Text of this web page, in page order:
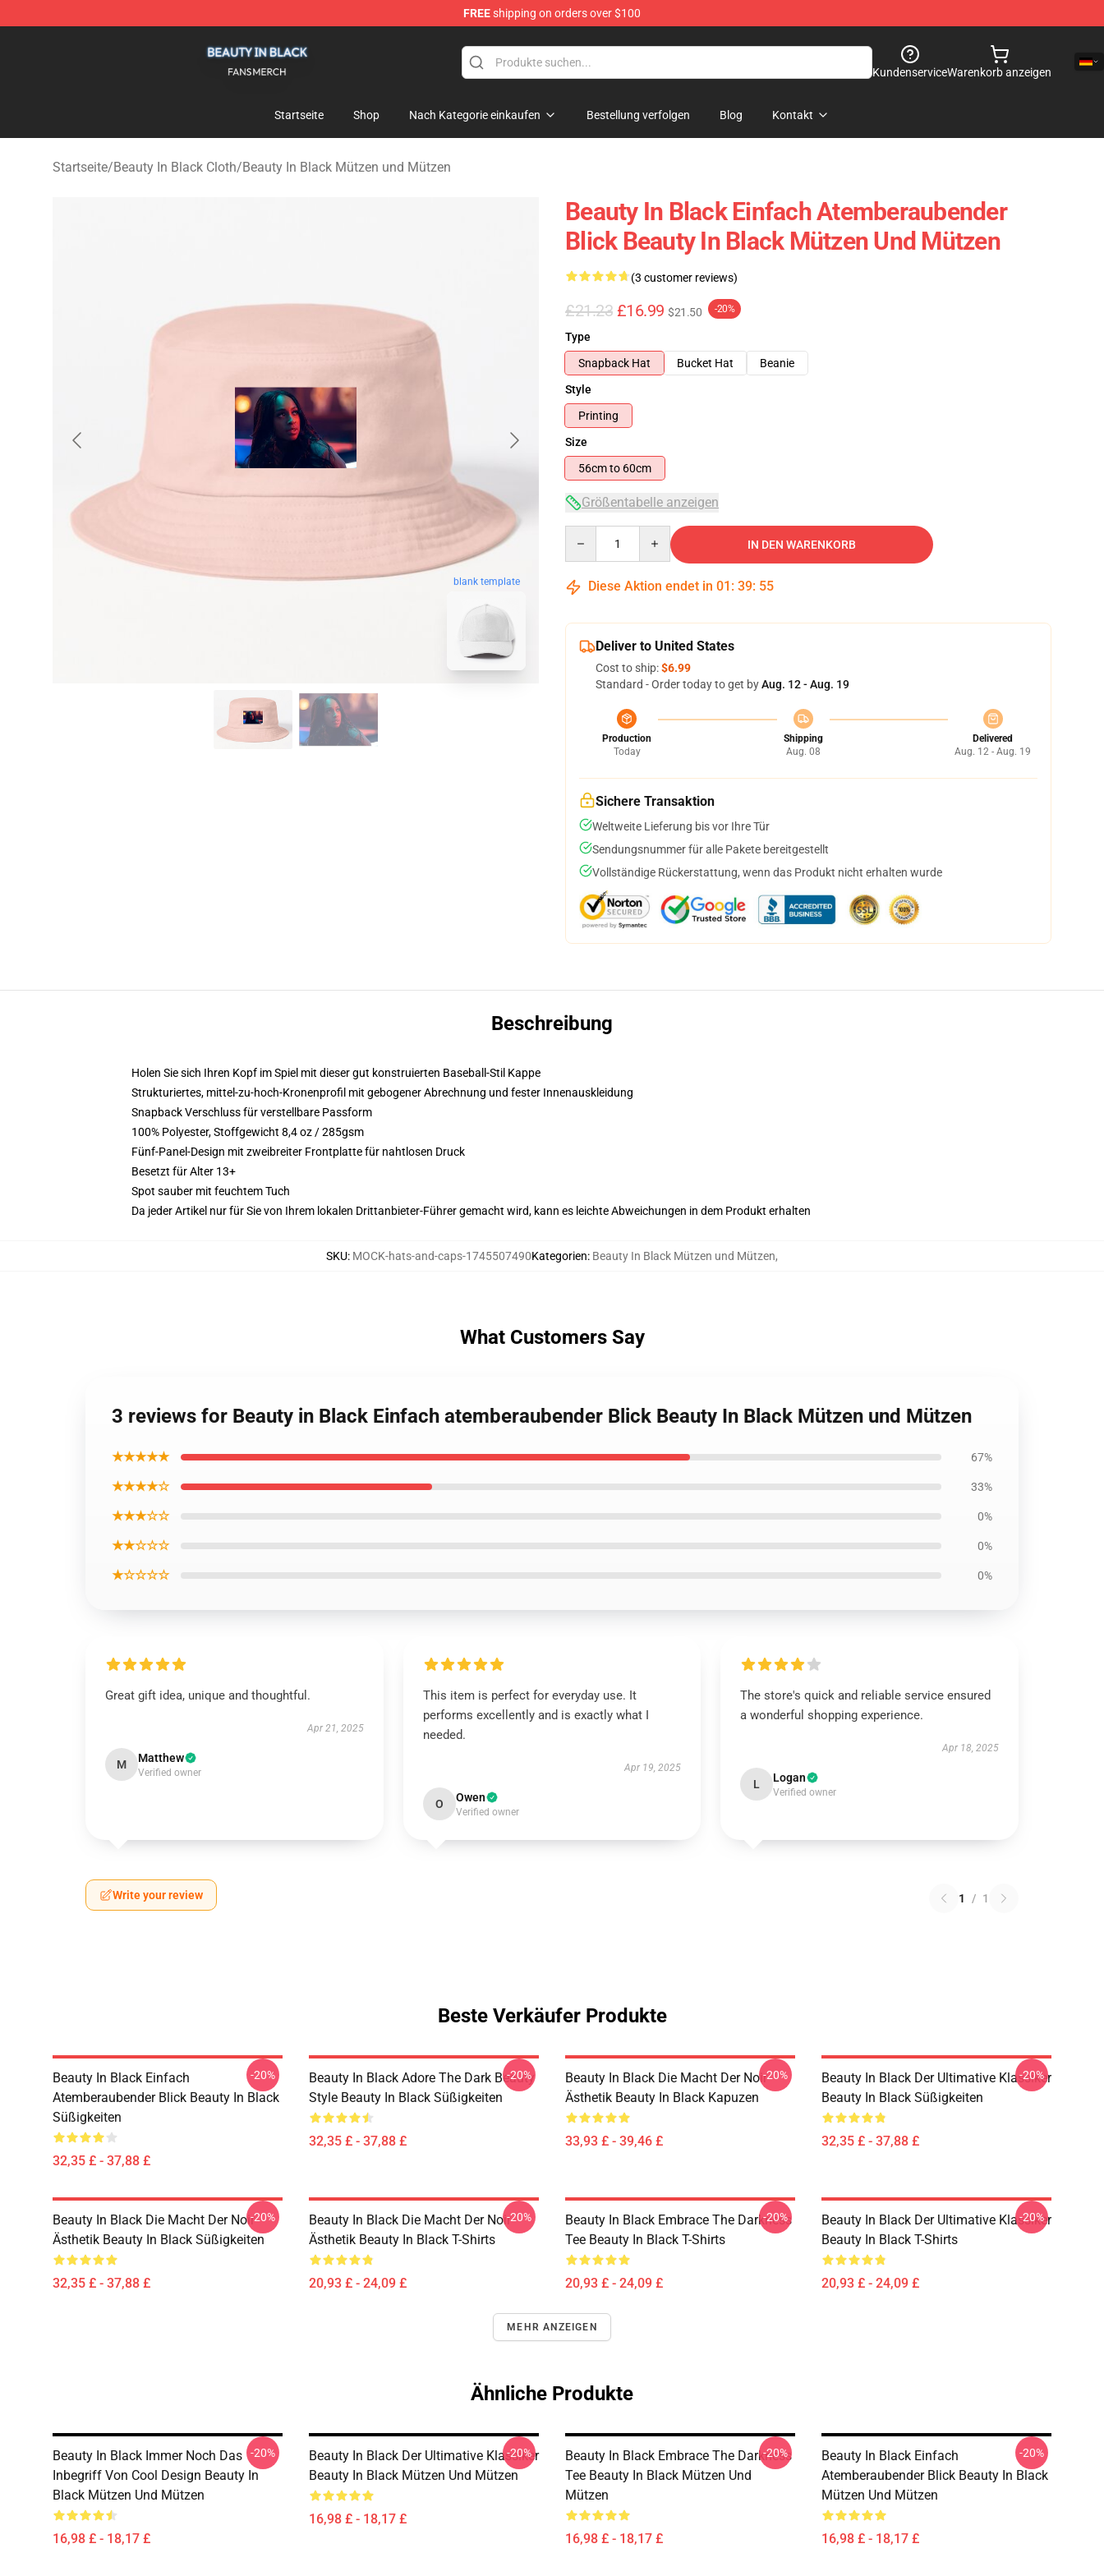
FREEshipping on orders over $100
KundenserviceWarenkorb anzeigen
Startseite Shop Nach Kategorie einkaufen Bestellung verfolgen Blog Kontakt
Startseite/Beauty In Black Cloth/Beauty In Black Mützen und Mützen
blank template
Beauty In Black Einfach Atemberaubender
Blick Beauty In Black Mützen Und Mützen
(3 customer reviews)
£21.23 £16.99 $21.50 -20%
Type
Snapback Hat
Bucket Hat
Beanie
Style
Printing
Size
56cm to 60cm
Größentabelle anzeigen
IN DEN WARENKORB
Diese Aktion endet in 01 : 39: 54
Deliver to United States
Cost to ship:$6.99
Standard - Order today to get byAug. 12 - Aug. 19
Production
Today
Shipping
Aug. 08
Delivered
Aug. 12 - Aug. 19
Sichere Transaktion
Weltweite Lieferung bis vor Ihre Tür
Sendungsnummer für alle Pakete bereitgestellt
Vollständige Rückerstattung, wenn das Produkt nicht erhalten wurde
Beschreibung
Holen Sie sich Ihren Kopf im Spiel mit dieser gut konstruierten Baseball-Stil Kappe
Strukturiertes, mittel-zu-hoch-Kronenprofil mit gebogener Abrechnung und fester Innenauskleidung
Snapback Verschluss für verstellbare Passform
100% Polyester, Stoffgewicht 8,4 oz / 285gsm
Fünf-Panel-Design mit zweibreiter Frontplatte für nahtlosen Druck
Besetzt für Alter 13+
Spot sauber mit feuchtem Tuch
Da jeder Artikel nur für Sie von Ihrem lokalen Drittanbieter-Führer gemacht wird, kann es leichte Abweichungen in dem Produkt erhalten
SKU: MOCK-hats-and-caps-1745507490Kategorien: Beauty In Black Mützen und Mützen,
What Customers Say
3 reviews for Beauty in Black Einfach atemberaubender Blick Beauty In Black Mützen und Mützen
★★★★★ 67%
★★★★☆ 33%
★★★☆☆ 0%
★★☆☆☆ 0%
★☆☆☆☆ 0%
Great gift idea, unique and thoughtful.
Apr 21, 2025
M Matthew
Verified owner
This item is perfect for everyday use. It
performs excellently and is exactly what I
needed.
Apr 19, 2025
O Owen
Verified owner
The store's quick and reliable service ensured
a wonderful shopping experience.
Apr 18, 2025
L Logan
Verified owner
Write your review 1 / 1
Beste Verkäufer Produkte
Beauty In Black Einfach
Atemberaubender Blick Beauty In Black
Süßigkeiten
32,35 £ - 37,88 £
-20%
Beauty In Black Adore The Dark Beauty
Style Beauty In Black Süßigkeiten
32,35 £ - 37,88 £
-20%
Beauty In Black Die Macht Der Noir
Ästhetik Beauty In Black Kapuzen
33,93 £ - 39,46 £
-20%
Beauty In Black Der Ultimative Klassiker
Beauty In Black Süßigkeiten
32,35 £ - 37,88 £
-20%
Beauty In Black Die Macht Der Noir
Ästhetik Beauty In Black Süßigkeiten
32,35 £ - 37,88 £
-20%
Beauty In Black Die Macht Der Noir
Ästhetik Beauty In Black T-Shirts
20,93 £ - 24,09 £
-20%
Beauty In Black Embrace The Darkness
Tee Beauty In Black T-Shirts
20,93 £ - 24,09 £
-20%
Beauty In Black Der Ultimative Klassiker
Beauty In Black T-Shirts
20,93 £ - 24,09 £
-20%
MEHR ANZEIGEN
Ähnliche Produkte
Beauty In Black Immer Noch Das
Inbegriff Von Cool Design Beauty In
Black Mützen Und Mützen
16,98 £ - 18,17 £
-20%
Beauty In Black Der Ultimative Klassiker
Beauty In Black Mützen Und Mützen
16,98 £ - 18,17 £
-20%
Beauty In Black Embrace The Darkness
Tee Beauty In Black Mützen Und
Mützen
16,98 £ - 18,17 £
-20%
Beauty In Black Einfach
Atemberaubender Blick Beauty In Black
Mützen Und Mützen
16,98 £ - 18,17 £
-20%